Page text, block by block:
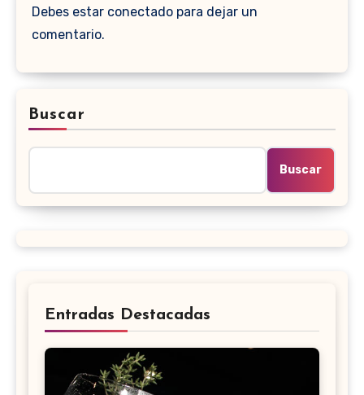
Debes estar conectado para dejar un
comentario.
Buscar
Buscar
Entradas Destacadas